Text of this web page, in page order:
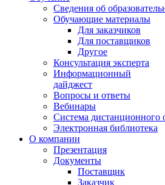
Сведения об
Обучающие материалы
Для заказчиков
Для поставщиков
Другое
Консультация эксперта
Информационный
дайджест
Вопросы и ответы
Вебинары
Система дистанционного
Электронная библиотека
О компании
Презентация
Документы
Поставщик
Заказчик